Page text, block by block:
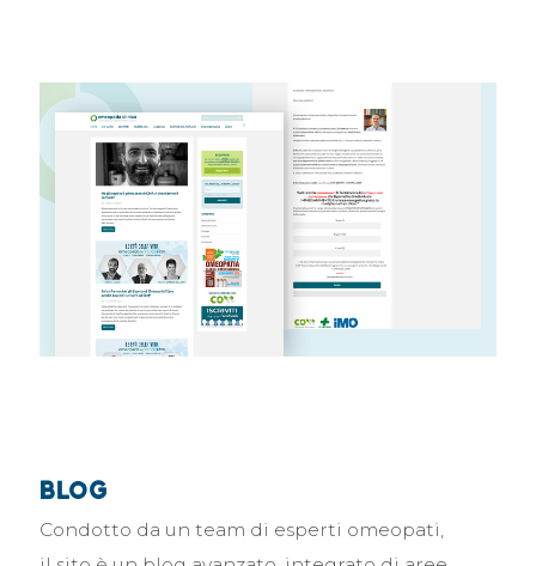
blog
Condotto da un team di esperti omeopati,